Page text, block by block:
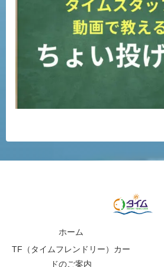
ホーム
TF（タイムフレンドリー）カー
ドのご案内